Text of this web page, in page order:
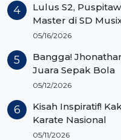
Lulus S2,
Master di SD
05/16/2026
Bangga!
Juara Sepak Bola
05/12/2026
Kisah Inspiratif!
Karate Nasional
05/11/2026